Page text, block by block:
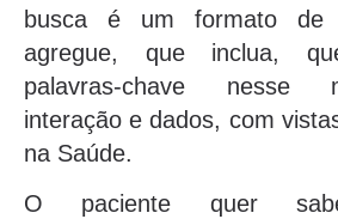
busca é um formato de
agregue, que inclua,
palavras-chave nesse
interação e dados, com
na Saúde.
O paciente quer